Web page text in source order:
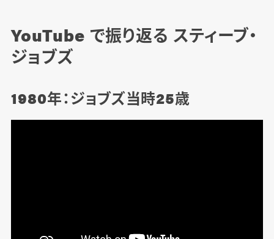
YouTube で振り返る スティーブ・
ジョブズ
1980年：ジョブズ当時25歳